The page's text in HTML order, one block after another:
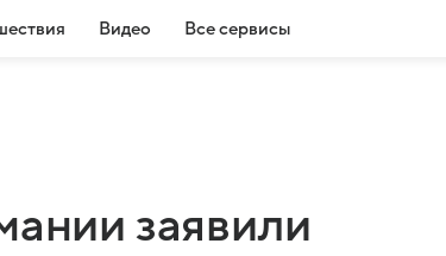
Видео Все сервисы
заявили